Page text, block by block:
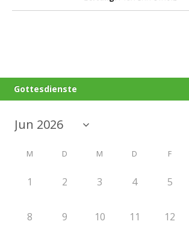
Gottesdienste
M D M D F
1 2 3 4 5
8 9 10 11 12